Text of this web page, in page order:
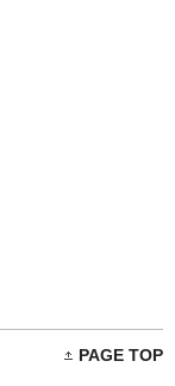
PAGE TOP